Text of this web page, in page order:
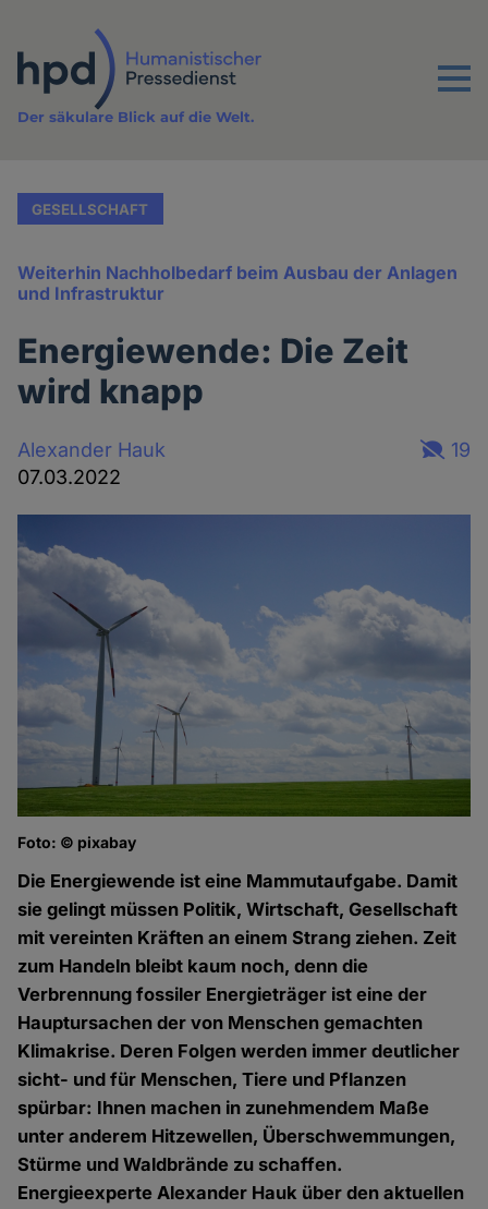
Inhalt
Menu
Der säkulare Blick auf die Welt.
GESELLSCHAFT
Weiterhin Nachholbedarf beim Ausbau der Anlagen
und Infrastruktur
Energiewende: Die Zeit
wird knapp
Alexander Hauk
07.03.2022
19
Foto: © pixabay
Die Energiewende ist eine Mammutaufgabe. Damit
sie gelingt müssen Politik, Wirtschaft, Gesellschaft
mit vereinten Kräften an einem Strang ziehen. Zeit
zum Handeln bleibt kaum noch, denn die
Verbrennung fossiler Energieträger ist eine der
Hauptursachen der von Menschen gemachten
Klimakrise. Deren Folgen werden immer deutlicher
sicht- und für Menschen, Tiere und Pflanzen
spürbar: Ihnen machen in zunehmendem Maße
unter anderem Hitzewellen, Überschwemmungen,
Stürme und Waldbrände zu schaffen.
Energieexperte Alexander Hauk über den aktuellen